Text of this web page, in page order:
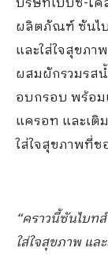
ผลิตภัณฑ์ ซันไ
และใส่ใจสุขภ
ผสมผักรวมรส
อบกรอบ พร้อม
แครอท และเติ
ใส่ใจสุขภาพที่
“คราวนี้ซันไบ
ใส่ใจสุขภาพ แล